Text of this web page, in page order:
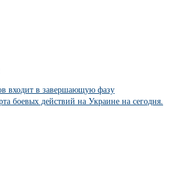
входит в завершающую фазу
боевых действий на Украине на сегодня.